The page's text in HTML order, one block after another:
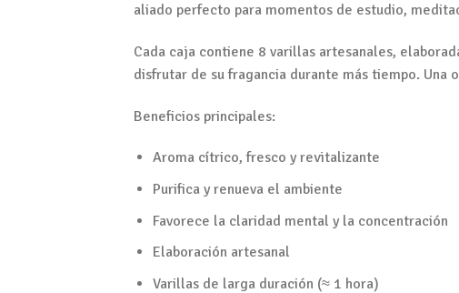
aliado perfecto para momentos de estudio,
Cada caja contiene 8 varillas artesanales,
disfrutar de su fragancia durante más tiempo. Una
Beneficios principales:
Aroma cítrico, fresco y revitalizante
Purifica y renueva el ambiente
Favorece la claridad mental y la concentración
Elaboración artesanal
Varillas de larga duración (≈ 1 hora)